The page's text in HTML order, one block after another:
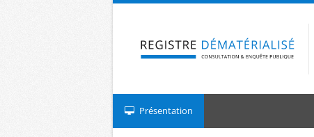
Aller au contenu
Présentation